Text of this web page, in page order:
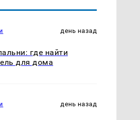
день назад
где найти
для дома
день назад